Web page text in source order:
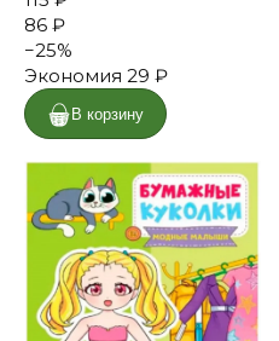
86 ₽
−25%
Экономия 29 ₽
В корзину